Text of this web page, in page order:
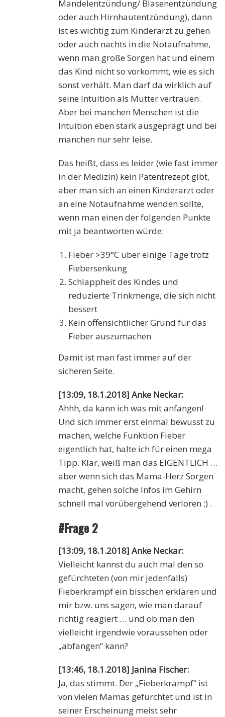
Mandelentzündung/ Blasenentzündung
oder auch Hirnhautentzündung), dann
ist es wichtig zum Kinderarzt zu gehen
oder auch nachts in die Notaufnahme,
wenn man große Sorgen hat und einem
das Kind nicht so vorkommt, wie es sich
sonst verhält. Man darf da wirklich auf
seine Intuition als Mutter vertrauen.
Aber bei manchen Menschen ist die
Intuition eben stark ausgeprägt und bei
manchen nur sehr leise.
Das heißt, dass es leider (wie fast immer
in der Medizin) kein Patentrezept gibt,
aber man sich an einen Kinderarzt oder
an eine Notaufnahme wenden sollte,
wenn man einen der folgenden Punkte
mit ja beantworten würde:
Fieber >39°C über einige Tage trotz
Fiebersenkung
Schlappheit des Kindes und
reduzierte Trinkmenge, die sich nicht
bessert
Kein offensichtlicher Grund für das
Fieber auszumachen
Damit ist man fast immer auf der
sicheren Seite.
[13:09, 18.1.2018] Anke Neckar:
Ahhh, da kann ich was mit anfangen!
Und sich immer erst einmal bewusst zu
machen, welche Funktion Fieber
eigentlich hat, halte ich für einen mega
Tipp. Klar, weiß man das EIGENTLICH …
aber wenn sich das Mama-Herz Sorgen
macht, gehen solche Infos im Gehirn
schnell mal vorübergehend verloren ;) .
#Frage 2
[13:09, 18.1.2018] Anke Neckar:
Vielleicht kannst du auch mal den so
gefürchteten (von mir jedenfalls)
Fieberkrampf ein bisschen erklären und
mir bzw. uns sagen, wie man darauf
richtig reagiert … und ob man den
vielleicht irgendwie voraussehen oder
„abfangen“ kann?
[13:46, 18.1.2018] Janina Fischer:
Ja, das stimmt. Der „Fieberkrampf“ ist
von vielen Mamas gefürchtet und ist in
seiner Erscheinung meist sehr